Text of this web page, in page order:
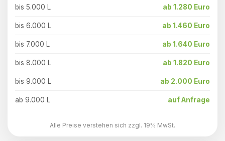
bis 5.000 L ab 1.280 Euro
bis 6.000 L ab 1.460 Euro
bis 7.000 L ab 1.640 Euro
bis 8.000 L ab 1.820 Euro
bis 9.000 L ab 2.000 Euro
ab 9.000 L auf Anfrage
Alle Preise verstehen sich zzgl. 19% MwSt.